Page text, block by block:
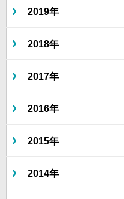
2019年
2018年
2017年
2016年
2015年
2014年